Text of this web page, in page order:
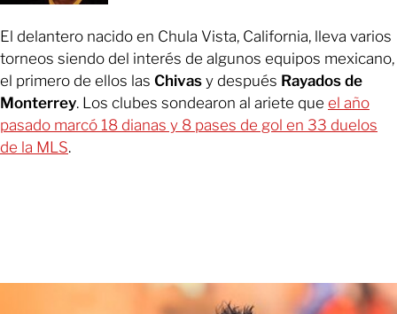
El delantero nacido en Chula Vista, California, lleva varios
torneos siendo del interés de algunos equipos mexicano,
el primero de ellos las Chivas y después Rayados de
Monterrey. Los clubes sondearon al ariete que el año
pasado marcó 18 dianas y 8 pases de gol en 33 duelos
de la MLS.